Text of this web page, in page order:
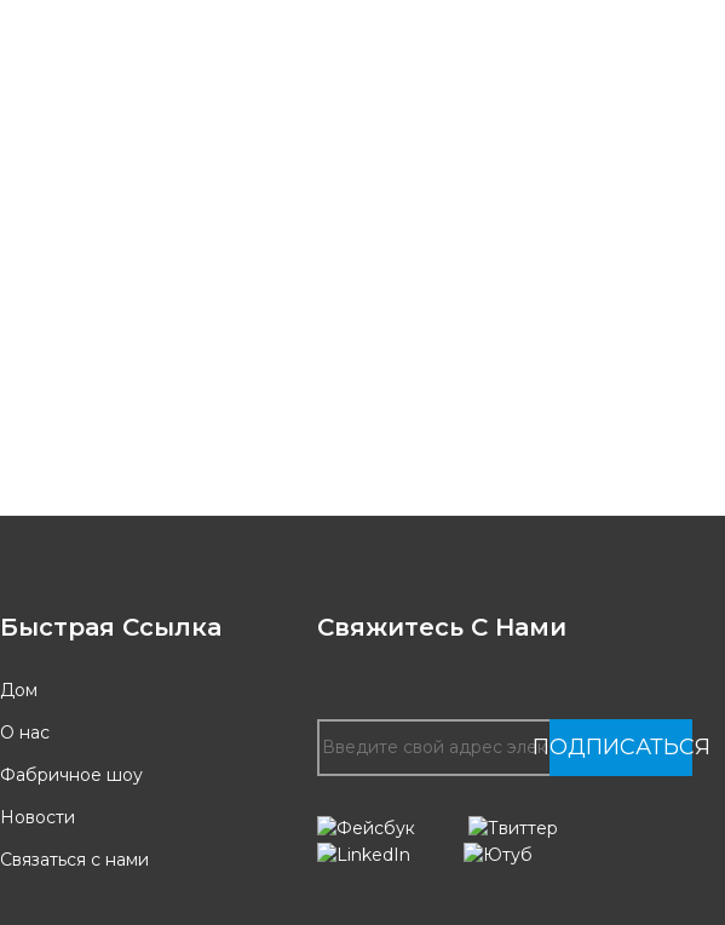
Быстрая Ссылка
Дом
О нас
Фабричное шоу
Новости
Связаться с нами
Свяжитесь С Нами
ПОДПИСАТЬСЯ